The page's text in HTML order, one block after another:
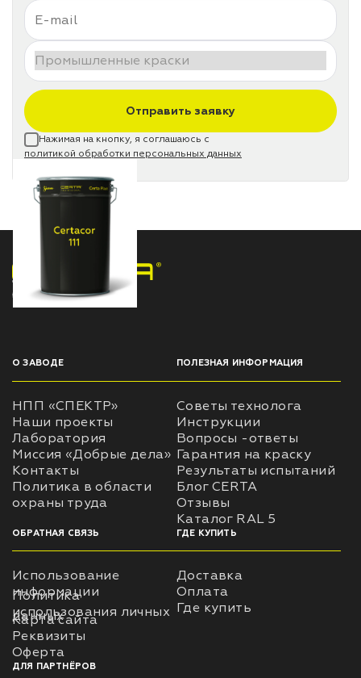
Отправить заявку
Нажимая на кнопку, я соглашаюсь с
политикой обработки персональных данных
НПП «СПЕКТР» ЗАВОД ЛАКОКРАСОЧНЫХ МАТЕРИАЛОВ
О ЗАВОДЕ
НПП «СПЕКТР»
Наши проекты
Лаборатория
Миссия «Добрые дела»
Контакты
Политика в области
ПОЛЕЗНАЯ ИНФОРМАЦИЯ
Советы технолога
Инструкции
Вопросы -ответы
Гарантия на краску
Результаты испытаний
Блог CERTA
Отзывы
Каталог RAL 5
ОБРАТНАЯ СВЯЗЬ
Использование
Политика
данных
Карта сайта
Реквизиты
Оферта
ГДЕ КУПИТЬ
Доставка
Оплата
Где купить
ДЛЯ ПАРТНЁРОВ